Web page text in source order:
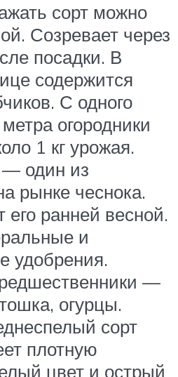
сорт можно
Созревает через
посадки. В
содержится
С одного
огородники
1 кг урожая.
— один из
рынке чеснока.
ранней весной.
и
удобрения.
—
огурцы.
сорт
плотную
цвет и острый